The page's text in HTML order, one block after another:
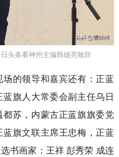
头条看神州主编韩雄亮致辞
的领导和嘉宾还有：正蓝
旗人大常委会副主任乌日
苏，内蒙古正蓝旗旗委党
旗文联主席王忠梅，正蓝
书画家：王祥 彭秀荣 成连